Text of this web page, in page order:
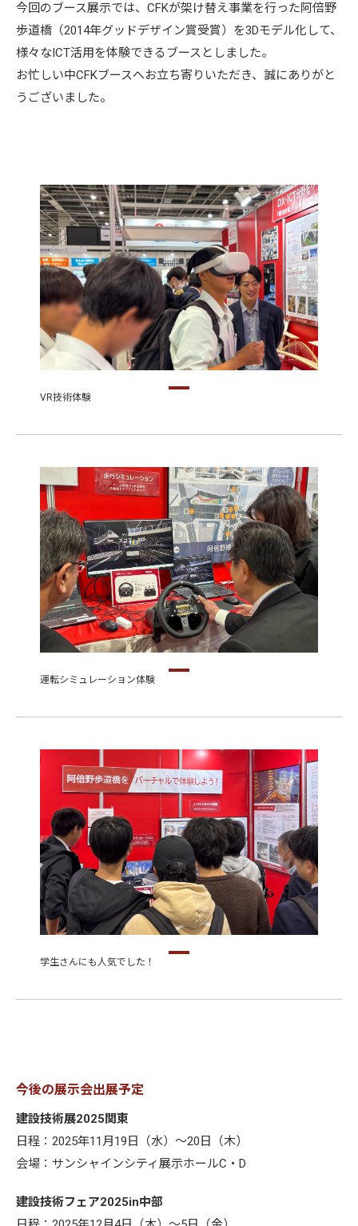
今回のブース展示では、CFKが架け替え事業を行った阿倍野
歩道橋（2014年グッドデザイン賞受賞）を3Dモデル化して、
様々なICT活用を体験できるブースとしました。
お忙しい中CFKブースへお立ち寄りいただき、誠にありがと
うございました。
VR技術体験
運転シミュレーション体験
学生さんにも人気でした！
今後の展示会出展予定
建設技術展2025関東
日程：2025年11月19日（水）～20日（木）
会場：サンシャインシティ展示ホールC・D
建設技術フェア2025in中部